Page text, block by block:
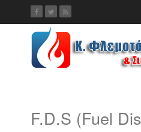
F.D.S (Fuel